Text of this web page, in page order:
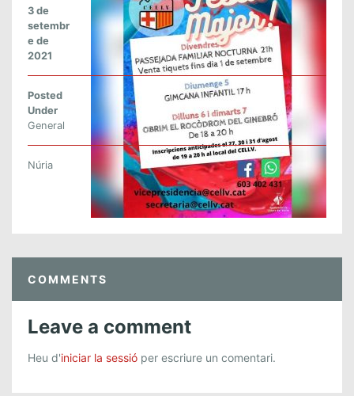
A
F
E
S
A
M
J
O
3 de
setembr
e de
2021
Posted
Under
General
Núria
COMMENTS
Leave a comment
Heu d'iniciar la sessió per escriure un comentari.